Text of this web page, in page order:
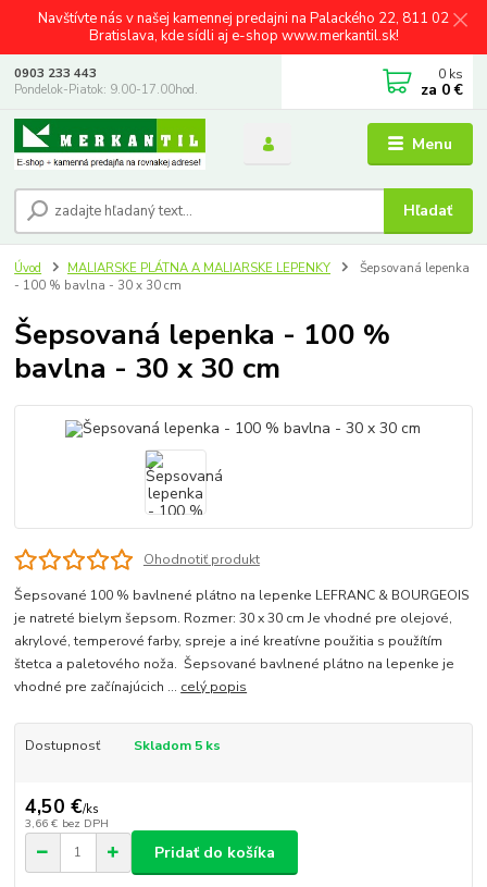
Navštívte nás v našej kamennej predajni na Palackého 22, 811 02
Bratislava, kde sídli aj e-shop www.merkantil.sk!
Menu
Hľadať
0903 233 443
Pondelok-Piatok: 9.00-17.00hod.
0 ks
za 0 €
Úvod MALIARSKE PLÁTNA A MALIARSKE LEPENKY
Šepsovaná lepenka
- 100 % bavlna - 30 x 30 cm
Šepsovaná lepenka - 100 %
bavlna - 30 x 30 cm
Ohodnotiť produkt
Šepsované 100 % bavlnené plátno na lepenke LEFRANC & BOURGEOIS
je natreté bielym šepsom. Rozmer: 30 x 30 cm Je vhodné pre olejové,
akrylové, temperové farby, spreje a iné kreatívne použitia s použítím
štetca a paletového noža. Šepsované bavlnené plátno na lepenke je
vhodné pre začínajúcich ... celý popis
Dostupnosť Skladom 5 ks
4,50 €/ks
3,66 € bez DPH
Pridať do košíka